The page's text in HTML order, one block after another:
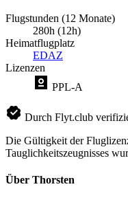
Flugstunden (12 Monate)
280h (12h)
Heimatflugplatz
EDAZ
Lizenzen
PPL-A
Durch Flyt.club
Die Gültigkeit der
Tauglichkeitszeugnisses
Über Thorsten